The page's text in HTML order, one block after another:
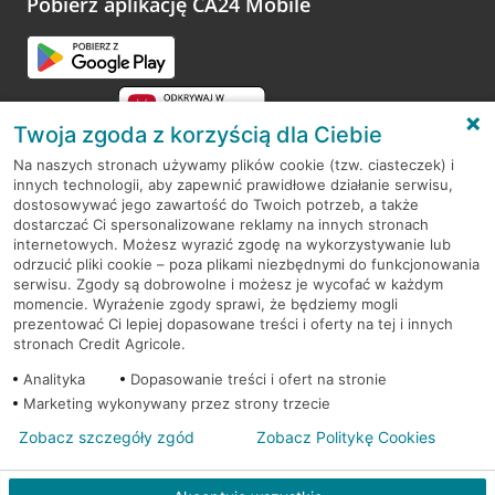
RODO
Regulamin serwisu
Mapa serwisu
PolitykaCookies
© 2026 Credit Agricole Bank Polska S.A. Wszelkie prawa zastrzeżone
Twoja zgoda z korzyścią dla Ciebie
Na naszych stronach używamy plików cookie (tzw. ciasteczek) i
innych technologii, aby zapewnić prawidłowe działanie serwisu,
dostosowywać jego zawartość do Twoich potrzeb, a także
dostarczać Ci spersonalizowane reklamy na innych stronach
internetowych. Możesz wyrazić zgodę na wykorzystywanie lub
odrzucić pliki cookie – poza plikami niezbędnymi do funkcjonowania
serwisu. Zgody są dobrowolne i możesz je wycofać w każdym
momencie. Wyrażenie zgody sprawi, że będziemy mogli
prezentować Ci lepiej dopasowane treści i oferty na tej i innych
stronach Credit Agricole.
Analityka
Dopasowanie treści i ofert na stronie
Marketing wykonywany przez strony trzecie
Zobacz szczegóły zgód Zobacz Politykę Cookies